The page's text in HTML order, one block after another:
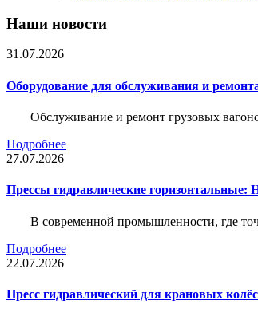
Наши новости
31.07.2026
Оборудование для обслуживания и
Обслуживание и ремонт грузовых
Подробнее
27.07.2026
Прессы гидравлические
В современной промышленности, где
Подробнее
22.07.2026
Пресс гидравлический для крановых